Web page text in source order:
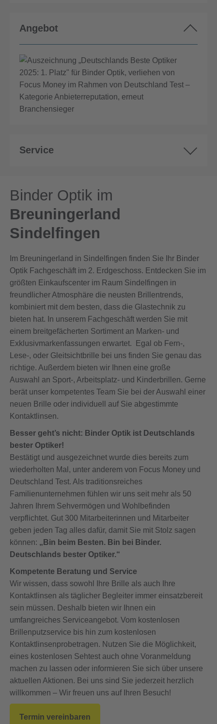
Angebot
Service
Binder Optik im
Breuningerland
Sindelfingen
Im Breuningerland in Sindelfingen finden Sie Ihr Binder
Optik Fachgeschäft im 2. Erdgeschoss. Entdecken Sie im
größten Einkaufscenter im Raum Sindelfingen in
freundlicher Atmosphäre die neusten Brillentrends,
kombiniert mit dem besten, dass die Glastechnik zu
bieten hat. In unserem Fachgeschäft werden Sie mit
einem breitgefächerten Sortiment an Marken- und
Exklusivmarkenfassungen erwartet. Egal ob Fern-,
Lese-, oder Gleitsichtbrille bei uns finden Sie genau das
richtige. Außerdem bieten wir Ihnen eine große
Auswahl an Sport-, Arbeitsplatz- und Kinderbrillen. Gerne
berät unser kompetentes Team Sie bei der Auswahl einer
neuen Brille oder individuell auf Sie abgestimmte
Kontaktlinsen.
Besser geht’s nicht: Binder Optik ist Deutschlands
bester Optiker!
Bestätigt und ausgezeichnet wurde dies bereits zum
wiederholten Mal, unter anderem von Focus Money und
Deutschland Test. Als traditionsreiches
Familienunternehmen fühlen wir uns seit mehr als 50
Jahren Ihrem Sehvermögen und Wohlbefinden
verpflichtet. Gut 300 Mitarbeiterinnen und Mitarbeiter
geben jeden Tag alles dafür, damit Sie mit Stolz sagen
können: „Bin beim Besten. Bin bei Binder.
Deutschlands bester Optiker.“
Kompetente Beratung und Service
Wir wissen, dass sowohl Ihre Brille als auch Ihre
Kontaktlinsen als täglicher Begleiter immer einsatzbereit
sein müssen. Deshalb bieten wir Ihnen ein
umfangreiches Serviceangebot. Vom kostenlosen
Brillenputzservice bis hin zum kostenlosen
Kontaktlinsenprobetragen. Nutzen Sie die Möglichkeit,
eines kostenlosen Sehtest auch ohne Voranmeldung
machen zu lassen oder informieren Sie sich über unsere
aktuellen Aktionen. Bei uns sind Sie jederzeit herzlich
willkommen – Wir freuen uns auf Ihren Besuch!
Termin vereinbaren